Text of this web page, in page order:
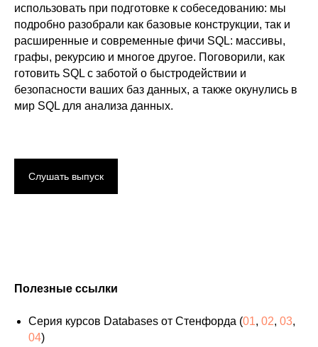
использовать при подготовке к собеседованию: мы
подробно разобрали как базовые конструкции, так и
расширенные и современные фичи SQL: массивы,
графы, рекурсию и многое другое. Поговорили, как
готовить SQL с заботой о быстродействии и
безопасности ваших баз данных, а также окунулись в
мир SQL для анализа данных.
Слушать выпуск
Полезные ссылки
Серия курсов Databases от Стенфорда (01, 02, 03,
04)